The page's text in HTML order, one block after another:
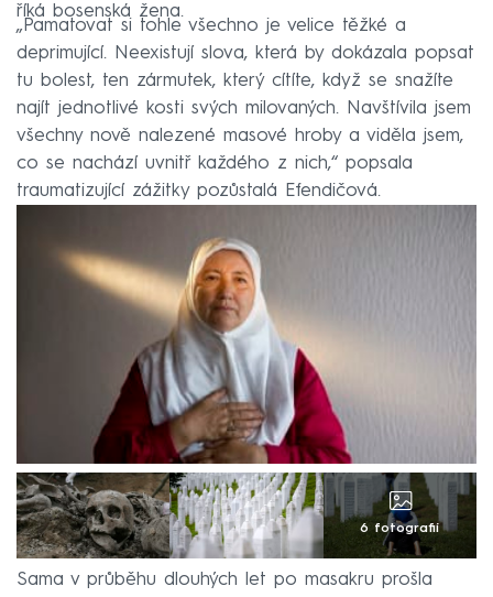
říká bosenská žena.
„Pamatovat si tohle všechno je velice těžké a
deprimující. Neexistují slova, která by dokázala popsat
tu bolest, ten zármutek, který cítíte, když se snažíte
najít jednotlivé kosti svých milovaných. Navštívila jsem
všechny nově nalezené masové hroby a viděla jsem,
co se nachází uvnitř každého z nich,“ popsala
traumatizující zážitky pozůstalá Efendičová.
6 fotografií
Sama v průběhu dlouhých let po masakru prošla